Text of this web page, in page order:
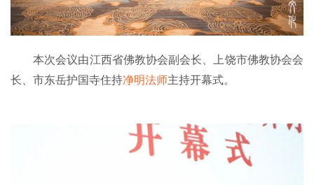
本次会议由江西省佛教协会副会长、上饶市佛教协会会
长、市东岳护国寺住持净明法师主持开幕式。